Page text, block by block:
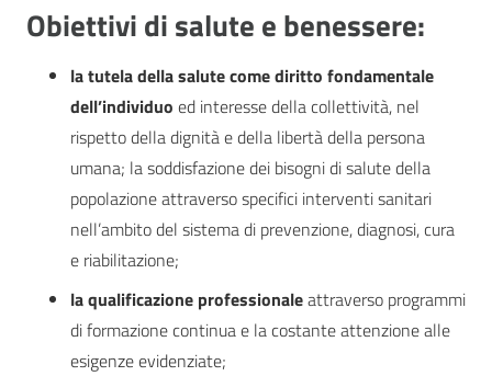
Obiettivi di salute e benessere:
la tutela della salute come diritto fondamentale
dell’individuo ed interesse della collettività, nel
rispetto della dignità e della libertà della persona
umana; la soddisfazione dei bisogni di salute della
popolazione attraverso specifici interventi sanitari
nell’ambito del sistema di prevenzione, diagnosi, cura
e riabilitazione;
la qualificazione professionaleattraverso programmi
di formazione continua e la costante attenzione alle
esigenze evidenziate;